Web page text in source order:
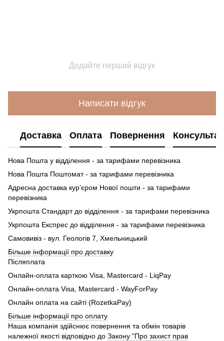
Додайте перший відгук
Написати відгук
Доставка Оплата Повернення
Нова Пошта у відділення - за тарифами перевізника
Нова Пошта Поштомат - за тарифами перевізника
Адресна доставка кур’єром Нової пошти - за тарифами
перевізника
Укрпошта Стандарт до відділення - за тарифами перевізника
Укрпошта Експрес до відділення - за тарифами перевізника
Самовивіз - вул. Геологів 7, Хмельницький
Більше інформації про доставку
Післяплата
Онлайн-оплата карткою Visa, Mastercard - LiqPay
Онлайн-оплата Visa, Mastercard - WayForPay
Онлайн оплата на сайті (RozetkaPay)
Більше інформації про оплату
Наша компанія здійснює повернення та обмін товарів
належної якості відповідно до Закону "Про захист прав